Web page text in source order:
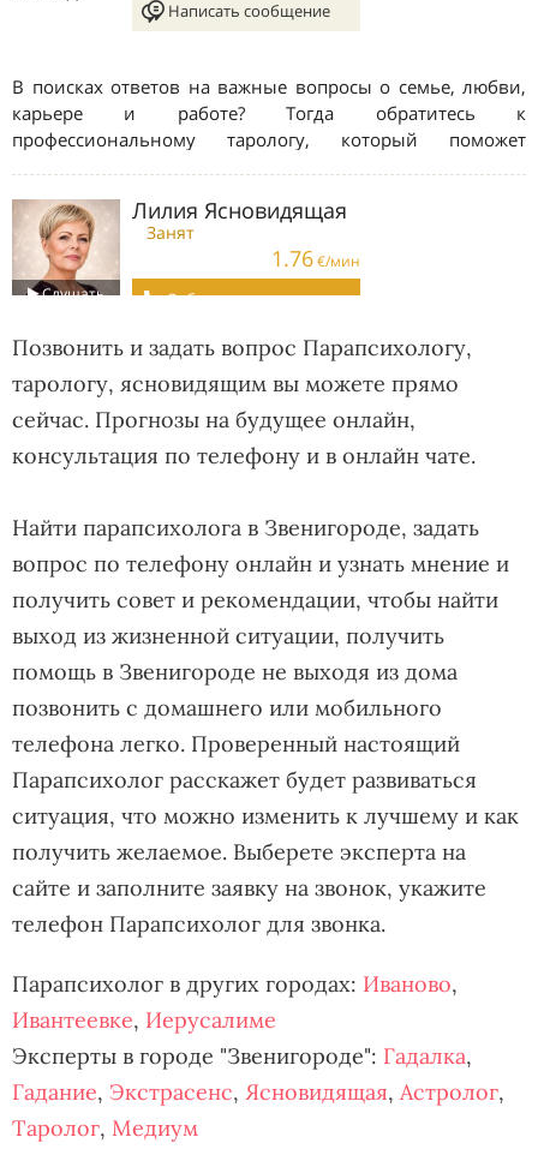
Позвонить и задать вопрос Парапсихологу,
тарологу, ясновидящим вы можете прямо
сейчас. Прогнозы на будущее онлайн,
консультация по телефону и в онлайн чате.
Найти парапсихолога в Звенигороде, задать
вопрос по телефону онлайн и узнать мнение и
получить совет и рекомендации, чтобы найти
выход из жизненной ситуации, получить
помощь в Звенигороде не выходя из дома
позвонить с домашнего или мобильного
телефона легко. Проверенный настоящий
Парапсихолог расскажет будет развиваться
ситуация, что можно изменить к лучшему и как
получить желаемое. Выберете эксперта на
сайте и заполните заявку на звонок, укажите
телефон Парапсихолог для звонка.
Парапсихолог в других городах: Иваново,
Ивантеевке, Иерусалиме
Эксперты в городе "Звенигороде": Гадалка,
Гадание, Экстрасенс, Ясновидящая, Астролог,
Таролог, Медиум